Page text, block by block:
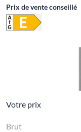
Prix de vente conseillé
Votre prix
Brut